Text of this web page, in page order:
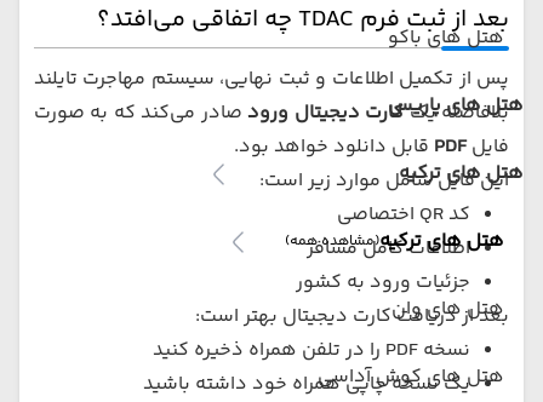
هتل های باکو
هتل های پاریس
هتل های ترکیه
هتل های ترکیه(مشاهده همه)
هتل های وان
هتل های کوش آداسی
بعد از ثبت فرم TDAC چه اتفاقی می‌افتد؟
پس از تکمیل اطلاعات و ثبت نهایی، سیستم مهاجرت تایلند
بلافاصله یککارت دیجیتال ورودصادر می‌کند که به صورت
فایلPDF قابل دانلود خواهد بود.
این فایل شامل موارد زیر است:
کد QR اختصاصی
اطلاعات کامل مسافر
جزئیات ورود به کشور
بعد از دریافت کارت دیجیتال بهتر است:
نسخه PDF را در تلفن همراه ذخیره کنید
یک نسخه چاپی همراه خود داشته باشید